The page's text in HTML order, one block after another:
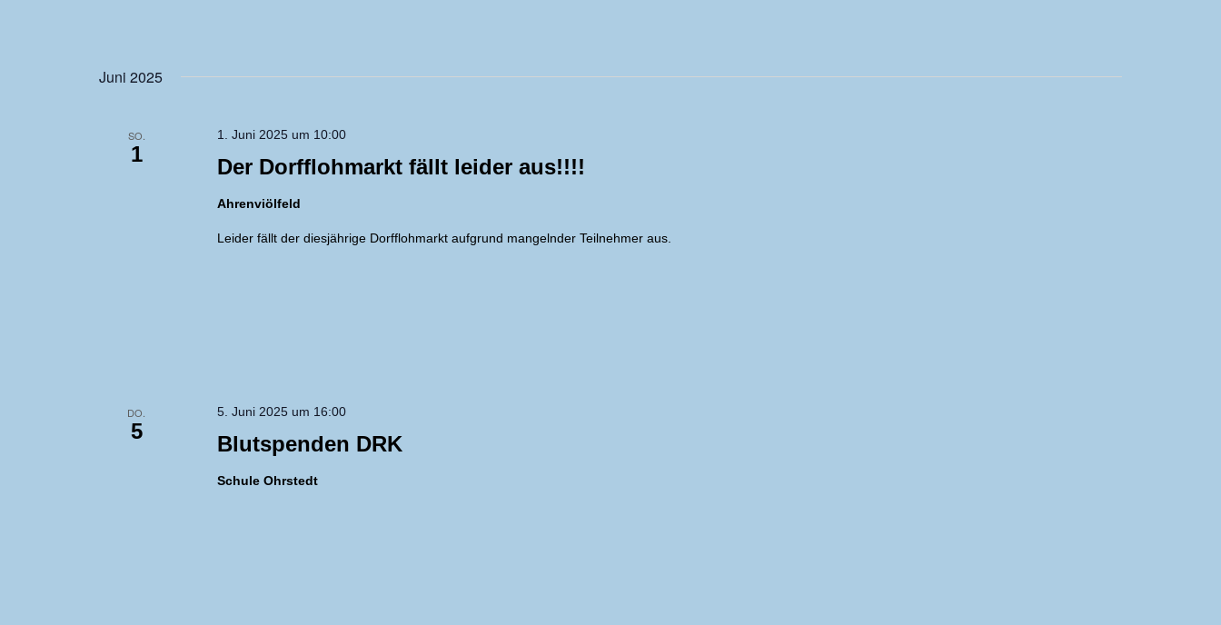
Juni 2025
SO.
1
Der Dorfflohmarkt fällt leider aus!!!!
1. Juni 2025 um 10:00
Ahrenviölfeld
Leider fällt der diesjährige Dorfflohmarkt aufgrund mangelnder Teilnehmer aus.
DO.
5
Blutspenden DRK
5. Juni 2025 um 16:00
Schule Ohrstedt